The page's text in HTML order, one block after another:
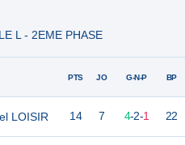
L - 2EME PHASE
LOISIR
PTS JO G-N-P BP
14 7 4-2-1 22